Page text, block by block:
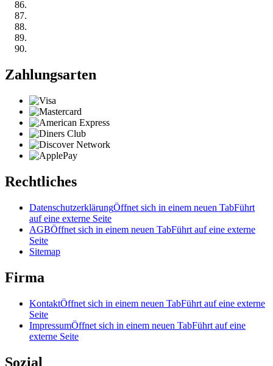
Zahlungsarten
Rechtliches
DatenschutzerklärungÖffnet sich in einem neuen TabFührt
auf eine externe Seite
AGBÖffnet sich in einem neuen TabFührt auf eine externe
Seite
Sitemap
Firma
KontaktÖffnet sich in einem neuen TabFührt auf eine externe
Seite
ImpressumÖffnet sich in einem neuen TabFührt auf eine
externe Seite
Sozial